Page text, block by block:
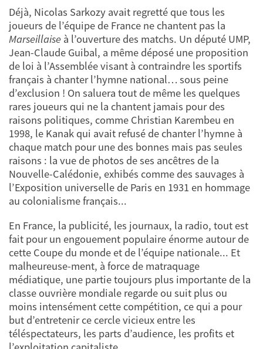
Déjà, Nicolas Sarkozy avait regretté que tous les
joueurs de l’équipe de France ne chantent pas la
Marseillaise à l’ouverture des matchs. Un député UMP,
Jean-Claude Guibal, a même déposé une proposition
de loi à l’Assemblée visant à contraindre les sportifs
français à chanter l’hymne national… sous peine
d’exclusion ! On saluera tout de même les quelques
rares joueurs qui ne la chantent jamais pour des
raisons politiques, comme Christian Karembeu en
1998, le Kanak qui avait refusé de chanter l’hymne à
chaque match pour une des bonnes mais pas seules
raisons : la vue de photos de ses ancêtres de la
Nouvelle-Calédonie, exhibés comme des sauvages à
l’Exposition universelle de Paris en 1931 en hommage
au colonialisme français...
En France, la publicité, les journaux, la radio, tout est
fait pour un engouement populaire énorme autour de
cette Coupe du monde et de l’équipe nationale... Et
malheureuse-ment, à force de matraquage
médiatique, une partie toujours plus importante de la
classe ouvrière mondiale regarde ou suit plus ou
moins intensément cette compétition, ce qui a pour
but d’entretenir ce cercle vicieux entre les
téléspectateurs, les parts d’audience, les profits et